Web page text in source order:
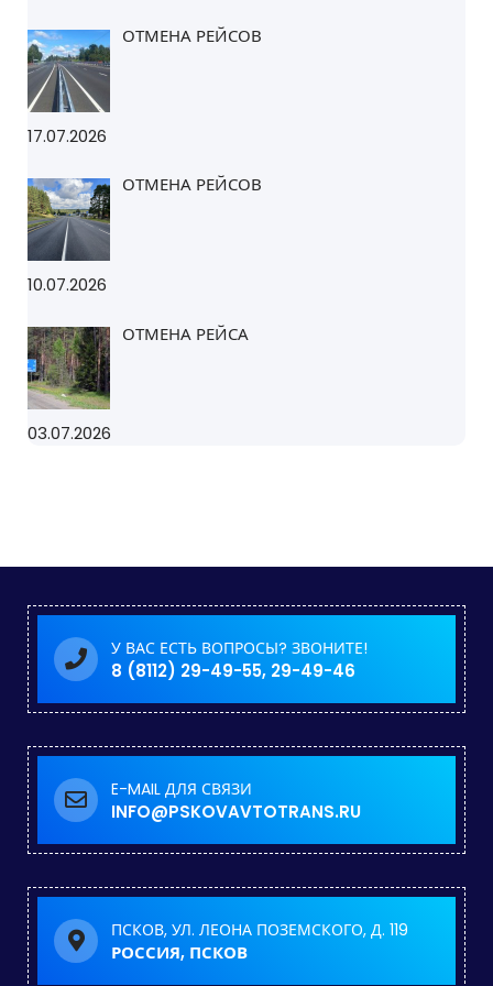
ОТМЕНА РЕЙСОВ
17.07.2026
ОТМЕНА РЕЙСОВ
10.07.2026
ОТМЕНА РЕЙСА
03.07.2026
У ВАС ЕСТЬ ВОПРОСЫ? ЗВОНИТЕ!
8 (8112) 29-49-55, 29-49-46
E-MAIL ДЛЯ СВЯЗИ
INFO@PSKOVAVTOTRANS.RU
ПСКОВ, УЛ. ЛЕОНА ПОЗЕМСКОГО, Д. 119
РОССИЯ, ПСКОВ